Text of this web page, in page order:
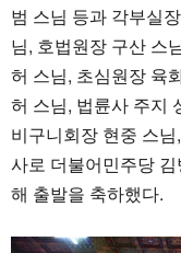
범 스님 등과 각부실
님, 호법원장 구산 스
허 스님, 초심원장 육
허 스님, 법륜사 주지
비구니회장 현중 스
사로 더불어민주당
해 출발을 축하했다.